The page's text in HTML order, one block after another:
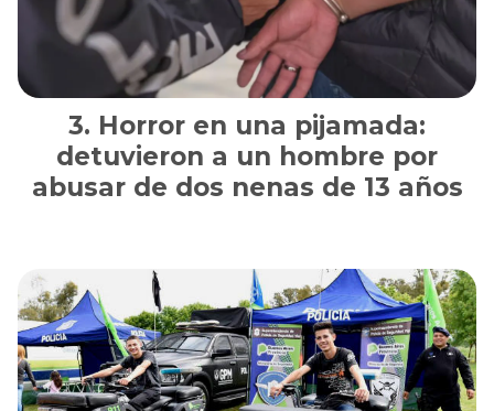
Horror en una pijamada:
detuvieron a un hombre por
abusar de dos nenas de 13 años